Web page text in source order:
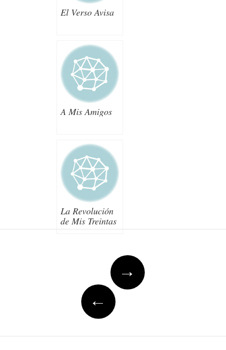
El Verso Avisa
A Mis Amigos
La Revolución
de Mis Treintas
Post navigation
→
←